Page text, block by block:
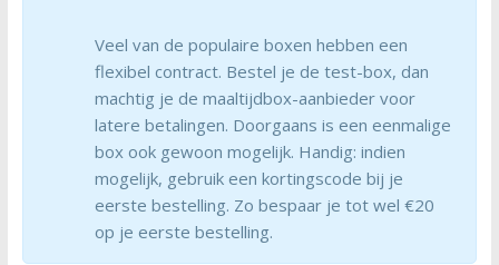
Veel van de populaire boxen hebben een
flexibel contract. Bestel je de test-box, dan
machtig je de maaltijdbox-aanbieder voor
latere betalingen. Doorgaans is een eenmalige
box ook gewoon mogelijk. Handig: indien
mogelijk, gebruik een kortingscode bij je
eerste bestelling. Zo bespaar je tot wel €20
op je eerste bestelling.